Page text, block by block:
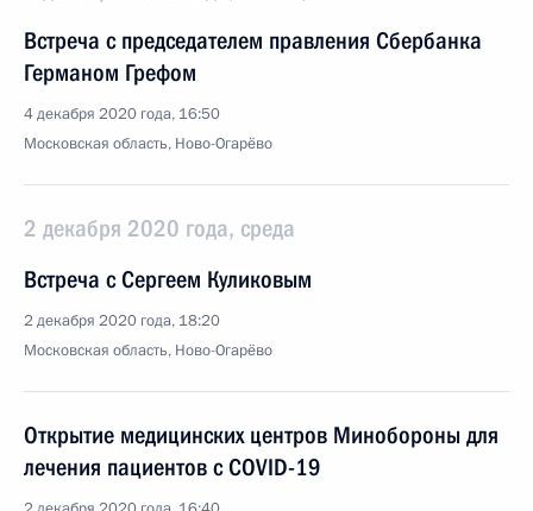
Встреча с председателем правления Сбербанка
Германом Грефом
4 декабря 2020 года, 16:50
Московская область, Ново-Огарёво
2 декабря 2020 года, среда
Встреча с Сергеем Куликовым
2 декабря 2020 года, 18:20
Московская область, Ново-Огарёво
Открытие медицинских центров Минобороны для
лечения пациентов с COVID-19